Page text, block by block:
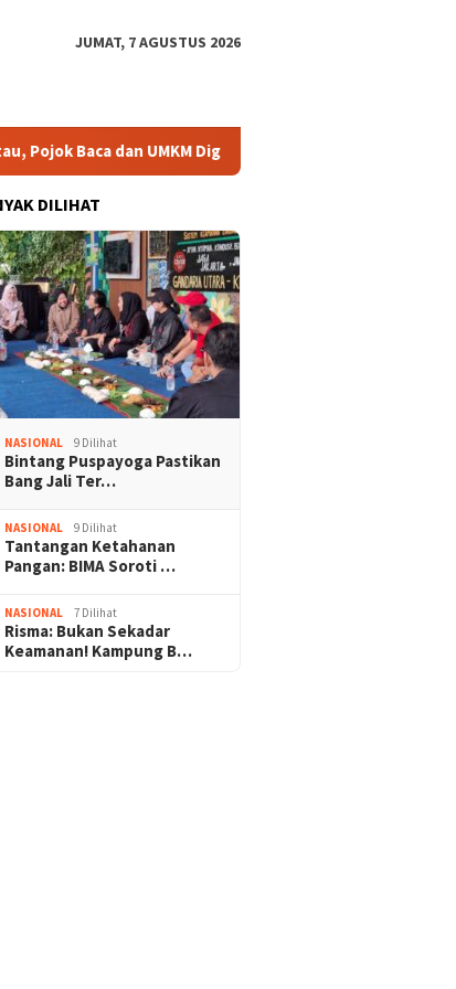
JUMAT, 7 AGUSTUS 2026
Baca dan UMKM Digital Segera Diperkuat
DILIHAT
NASIONAL 9 Dilihat
Bintang Puspayoga Pastikan
Bang Jali Ter…
NASIONAL 9 Dilihat
Tantangan Ketahanan
Pangan: BIMA Soroti …
NASIONAL 7 Dilihat
Risma: Bukan Sekadar
Keamanan! Kampung B…